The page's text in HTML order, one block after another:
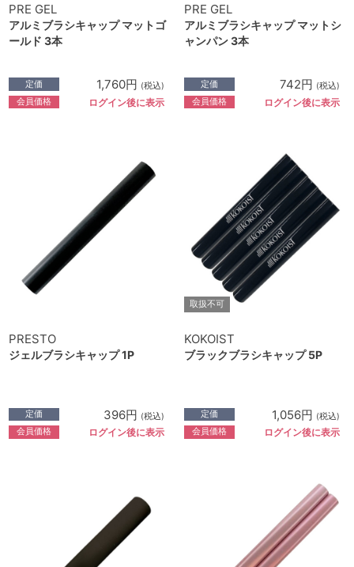
PRE GEL
アルミブラシキャップ マットゴ
ールド 3本
定価 1,760円 (税込)
会員価格 ログイン後に表示
PRE GEL
アルミブラシキャップ マットシ
ャンパン 3本
定価 742円 (税込)
会員価格 ログイン後に表示
PRESTO
ジェルブラシキャップ 1P
定価 396円 (税込)
会員価格 ログイン後に表示
取扱不可
KOKOIST
ブラックブラシキャップ 5P
定価 1,056円 (税込)
会員価格 ログイン後に表示